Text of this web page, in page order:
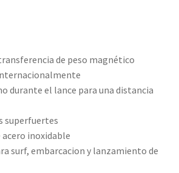
de peso magnético
durante el lance para una distancia
superfuertes
inoxidable
surf, embarcacion y lanzamiento de